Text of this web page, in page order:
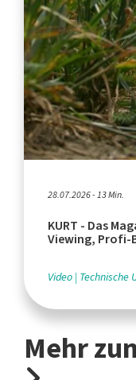
28.07.2026 - 13 Min.
KURT - Das
Viewing, Profi-
Video Technische
Mehr